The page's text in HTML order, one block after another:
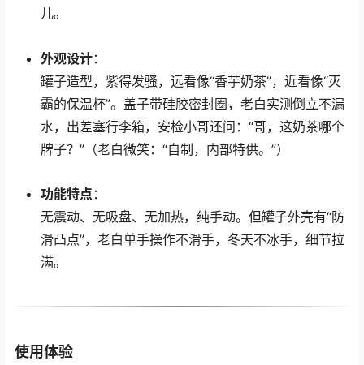
儿。
外观设计：
罐子造型，紫得发骚，远看像“香芋奶茶”，近看像“灭
霸的保温杯”。盖子带硅胶密封圈，老白实测倒立不漏
水，出差塞行李箱，安检小哥还问：“哥，这奶茶哪个
牌子？”（老白微笑：“自制，内部特供。”）
功能特点 ：
无震动、无吸盘、无加热，纯手动。但罐子外壳有“防
滑凸点”，老白单手操作不滑手，冬天不冰手，细节拉
满。
使用体验